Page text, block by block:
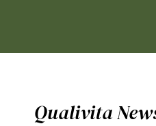
Qualivita